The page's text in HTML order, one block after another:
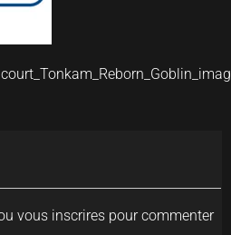
vous inscrires pour commenter